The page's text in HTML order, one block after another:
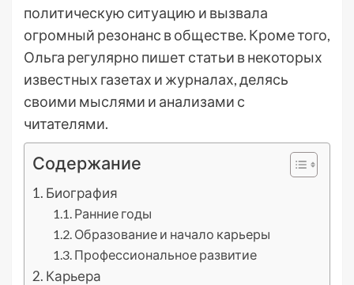
политическую ситуацию и вызвала
огромный резонанс в обществе. Кроме того,
Ольга регулярно пишет статьи в некоторых
известных газетах и журналах, делясь
своими мыслями и анализами с
читателями.
Содержание
Биография
Ранние годы
Образование и начало карьеры
Профессиональное развитие
Карьера